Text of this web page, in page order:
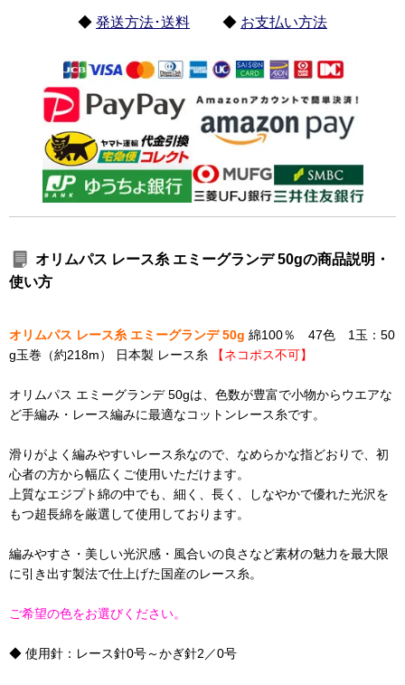
◆ 発送方法･送料 ◆ お支払い方法
オリムパス レース糸 エミーグランデ 50gの商品説明・
使い方
オリムパス レース糸 エミーグランデ 50g 綿100％ 47色 1玉：50
g玉巻（約218m） 日本製 レース糸
【ネコポス不可】
オリムパス エミーグランデ 50gは、色数が豊富で小物からウエアな
ど手編み・レース編みに最適なコットンレース糸です。
滑りがよく編みやすいレース糸なので、なめらかな指どおりで、初
心者の方から幅広くご使用いただけます。
上質なエジプト綿の中でも、細く、長く、しなやかで優れた光沢を
もつ超長綿を厳選して使用しております。
編みやすさ・美しい光沢感・風合いの良さなど素材の魅力を最大限
に引き出す製法で仕上げた国産のレース糸。
ご希望の色をお選びください。
◆ 使用針：レース針0号～かぎ針2／0号